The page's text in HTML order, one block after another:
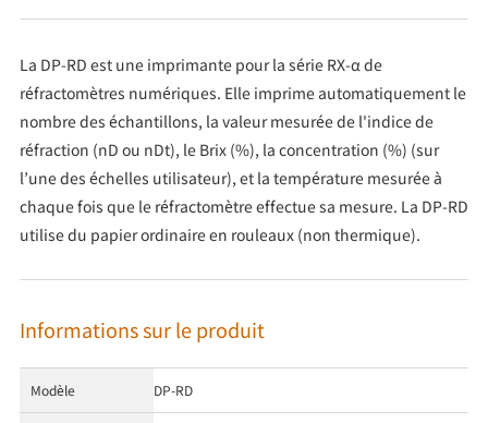
La DP-RD est une imprimante pour la série RX-α de
réfractomètres numériques. Elle imprime automatiquement le
nombre des échantillons, la valeur mesurée de l'indice de
réfraction (nD ou nDt), le Brix (%), la concentration (%) (sur
l’une des échelles utilisateur), et la température mesurée à
chaque fois que le réfractomètre effectue sa mesure. La DP-RD
utilise du papier ordinaire en rouleaux (non thermique).
Informations sur le produit
Modèle DP-RD